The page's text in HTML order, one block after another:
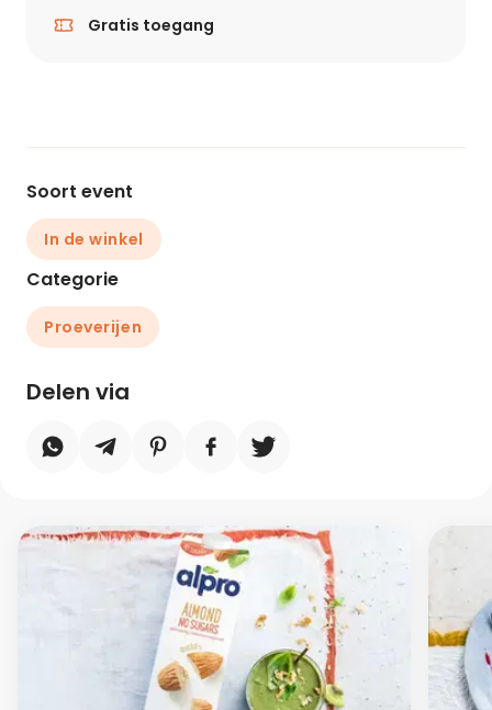
Gratis toegang
Soort event
In de winkel
Categorie
Proeverijen
Delen via